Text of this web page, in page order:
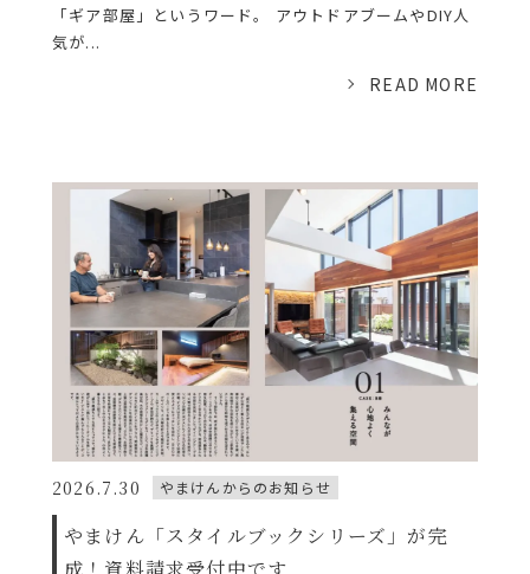
「ギア部屋」というワード。 アウトドアブームやDIY人
気が...
READ MORE
2026.7.30 やまけんからのお知らせ
やまけん「スタイルブックシリーズ」が完
成！資料請求受付中です